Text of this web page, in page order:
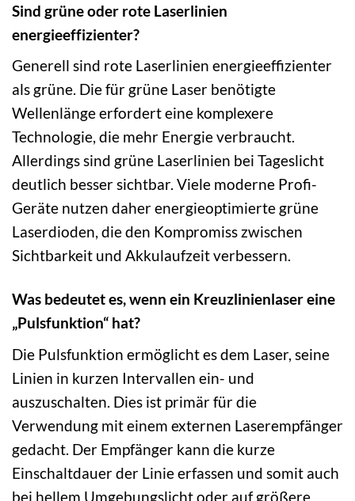
Sind grüne oder rote Laserlinien
energieeffizienter?
Generell sind rote Laserlinien energieeffizienter
als grüne. Die für grüne Laser benötigte
Wellenlänge erfordert eine komplexere
Technologie, die mehr Energie verbraucht.
Allerdings sind grüne Laserlinien bei Tageslicht
deutlich besser sichtbar. Viele moderne Profi-
Geräte nutzen daher energieoptimierte grüne
Laserdioden, die den Kompromiss zwischen
Sichtbarkeit und Akkulaufzeit verbessern.
Was bedeutet es, wenn ein Kreuzlinienlaser eine
„Pulsfunktion“ hat?
Die Pulsfunktion ermöglicht es dem Laser, seine
Linien in kurzen Intervallen ein- und
auszuschalten. Dies ist primär für die
Verwendung mit einem externen Laserempfänger
gedacht. Der Empfänger kann die kurze
Einschaltdauer der Linie erfassen und somit auch
bei hellem Umgebungslicht oder auf größere